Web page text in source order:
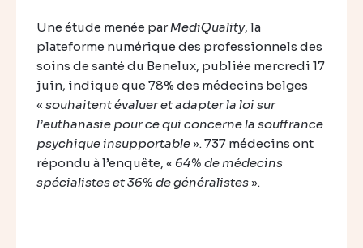
Une étude menée parMediQuality, la
plateforme numérique des professionnels des
soins de santé du Benelux, publiée mercredi 17
juin, indique que 78% des médecins belges
« souhaitent évaluer et adapter la loi sur
l’euthanasie pour ce qui concerne la souffrance
psychique insupportable ». 737 médecins ont
répondu à l’enquête, « 64% de médecins
spécialistes et 36% de généralistes ».